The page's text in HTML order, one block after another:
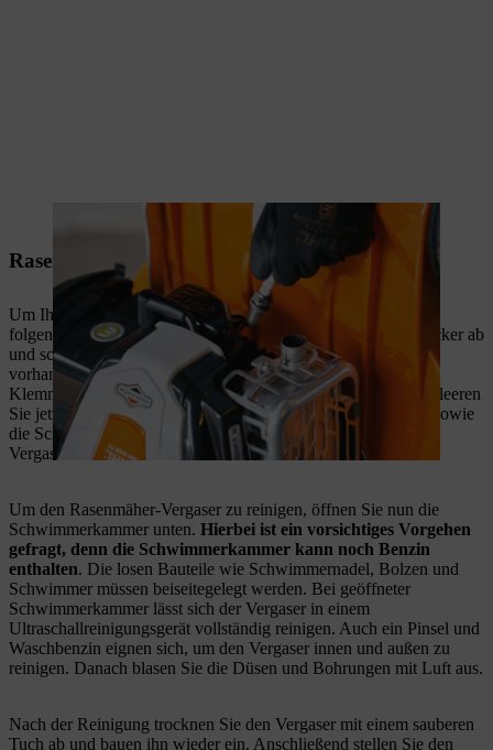
Bei Verschleiß wird die Zündkerze ersetzt.
Rasenmäher-Vergaser reinigen
Um Ihren Rasenmäher-Vergaser zu reinigen, gehen Sie
folgendermaßen vor: Ziehen Sie zunächst den Zündkerzenstecker ab
und schließen Sie den Benzinhahn. Falls kein Benzinhahn
vorhanden ist, verschließen Sie den Benzinschlauch mit einer
Klemme oder entfernen Sie denKraftstoffaus dem Tank. Entleeren
Sie jetzt den restlichen Kraftstoff aus dem Kraftstoffschlauch sowie
die Schwimmerkammer des Vergasers. Jetzt können Sie den
Vergaser abbauen.
Um den Rasenmäher-Vergaser zu reinigen, öffnen Sie nun die
Schwimmerkammer unten. Hierbei ist ein vorsichtiges Vorgehen
gefragt, denn die Schwimmerkammer kann noch Benzin
enthalten. Die losen Bauteile wie Schwimmernadel, Bolzen und
Schwimmer müssen beiseitegelegt werden. Bei geöffneter
Schwimmerkammer lässt sich der Vergaser in einem
Ultraschallreinigungsgerät vollständig reinigen. Auch ein Pinsel und
Waschbenzin eignen sich, um den Vergaser innen und außen zu
reinigen. Danach blasen Sie die Düsen und Bohrungen mit Luft aus.
Nach der Reinigung trocknen Sie den Vergaser mit einem sauberen
Tuch ab und bauen ihn wieder ein. Anschließend stellen Sie den